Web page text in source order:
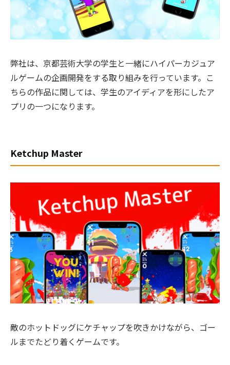
弊社は、京都芸術大学の学生と一緒にハイパーカジュア
ルゲームの企画開発をする取り組みを行っています。こ
ちらの作品に関しては、学生のアイディアを形にしたア
プリの一つになります。
Ketchup Master
敵のホットドッグにケチャップを吹きかけながら、ゴー
ルまでたどり着くゲームです。